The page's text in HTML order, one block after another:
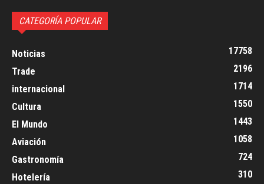
CATEGORÍA POPULAR
Noticias
17758
Trade
2196
internacional
1714
Cultura
1550
El Mundo
1443
Aviación
1058
Gastronomía
724
Hotelería
310